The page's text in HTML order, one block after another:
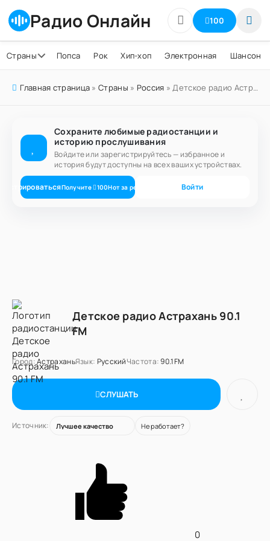
Радио Онлайн 100
Страны Попса Рок Хип-хоп Электронная Шансон
Главная страница »Страны » Россия » Детское радио Астрахань 90.1 FM
Сохраните любимые радиостанции и
историю прослушивания
Войдите или зарегистрируйтесь — избранное и
история будут доступны на всех ваших устройствах.
Получите 100Нот за регистрацию Войти
Детское радио Астрахань 90.1
FM
Город:АстраханьЯзык: РусскийЧастота: 90.1FM
СЛУШАТЬ
Источник: Не работает?
0